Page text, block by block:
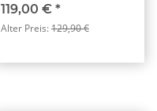
119,00 € *
Alter Preis:129,90 €